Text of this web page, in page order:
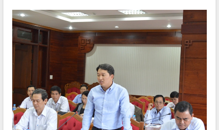
Lễ truy tặng danh hiệu “Bà Mẹ Việt
Nam Anh hùng” và trao Huân chương
Lao động
UBND tỉnh Đắk Lắk triển khai nhiệm
vụ 6 tháng cuối năm 2026
Kỳ họp thứ Hai, Hội đồng nhân dân
tỉnh khóa XI quyết nghị nhiều nội dung
quan trọng
Bí thư Tỉnh ủy Lương Nguyễn Minh
Triết thăm, tặng quà người có công với
cách mạng
ALBUM ẢNH